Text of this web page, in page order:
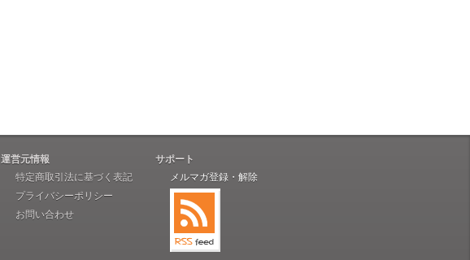
運営元情報
特定商取引法に基づく表記
プライバシーポリシー
お問い合わせ
サポート
メルマガ登録・解除